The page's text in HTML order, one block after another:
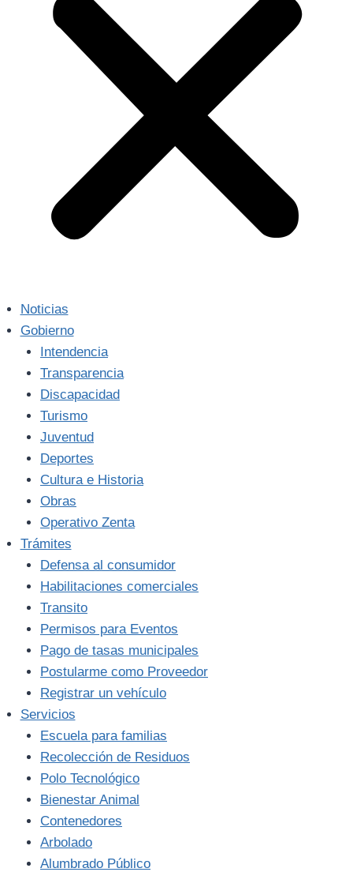
Noticias
Gobierno
Intendencia
Transparencia
Discapacidad
Turismo
Juventud
Deportes
Cultura e Historia
Obras
Operativo Zenta
Trámites
Defensa al consumidor
Habilitaciones comerciales
Transito
Permisos para Eventos
Pago de tasas municipales
Postularme como Proveedor
Registrar un vehículo
Servicios
Escuela para familias
Recolección de Residuos
Polo Tecnológico
Bienestar Animal
Contenedores
Arbolado
Alumbrado Público